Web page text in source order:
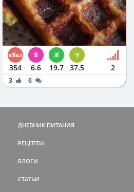
354 6.6 19.7 37.5 2
3 6
ДНЕВНИК ПИТАНИЯ
РЕЦЕПТЫ
БЛОГИ
СТАТЬИ